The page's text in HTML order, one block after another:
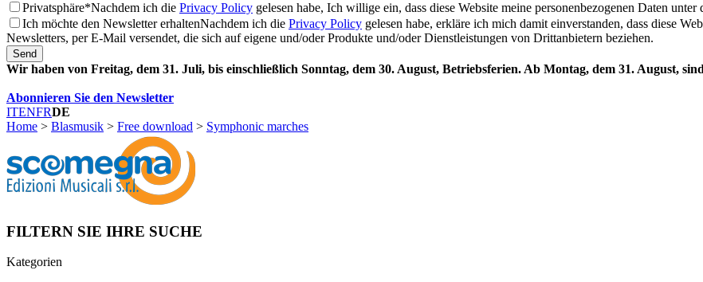
Privatsphäre*Nachdem ich die Privacy Policy gelesen habe, Ich willige ein, dass diese Website meine personenbezogenen Daten
Ich möchte den Newsletter erhaltenNachdem ich die Privacy Policy gelesen habe, erkläre ich mich damit einverstanden, dass diese
Newsletters, per E-Mail versendet, die sich auf eigene und/oder Produkte und/oder Dienstleistungen von Drittanbietern beziehen.
Send
Wir haben von Freitag, dem 31. Juli, bis einschließlich Sonntag, dem 30. August, Betriebsferien. Ab Montag, dem 31. August,
Abonnieren Sie den Newsletter
ITENFRDE
Home > Blasmusik > Free download > Symphonic marches
FILTERN SIE IHRE SUCHE
Kategorien